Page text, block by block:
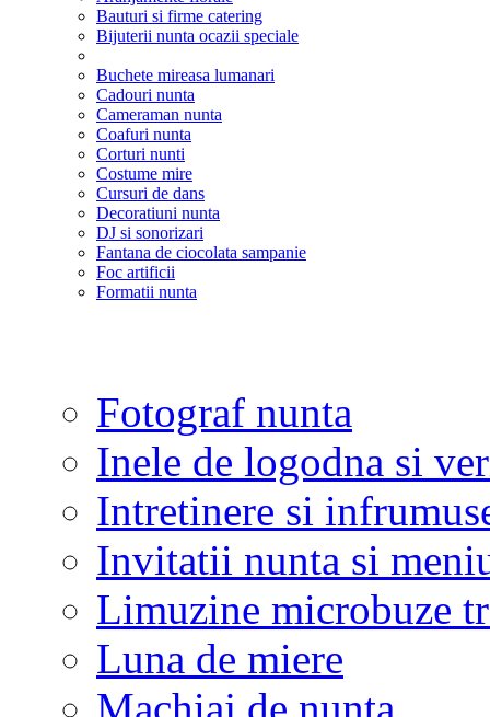
Bauturi si firme catering
Bijuterii nunta ocazii speciale
Buchete mireasa lumanari
Cadouri nunta
Cameraman nunta
Coafuri nunta
Corturi nunti
Costume mire
Cursuri de dans
Decoratiuni nunta
DJ si sonorizari
Fantana de ciocolata sampanie
Foc artificii
Formatii nunta
Fotograf nunta
Inele de logodna si
Intretinere si
Invitatii nunta si
Limuzine microbuze
Luna de miere
Machiaj de nunta